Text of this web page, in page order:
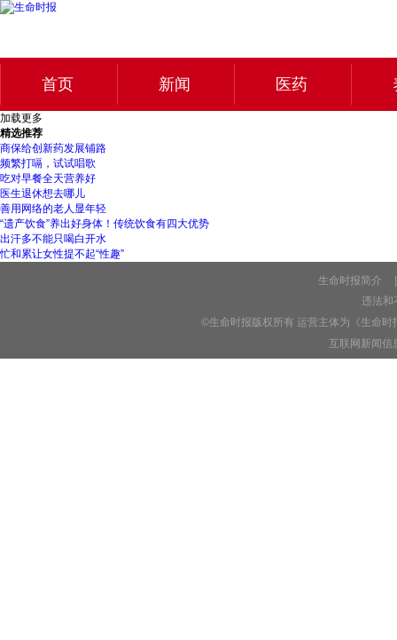
首页 新闻 医药
加载更多
精选推荐
商保给创新药发展铺路
频繁打嗝，试试唱歌
吃对早餐全天营养好
医生退休想去哪儿
善用网络的老人显年轻
“遗产饮食”养出好身体！传统饮食有四大优势
出汗多不能只喝白开水
忙和累让女性提不起“性趣”
生命时报简介
违法和
©生命时报版权所有 运营主体为《生命
互联网新闻信